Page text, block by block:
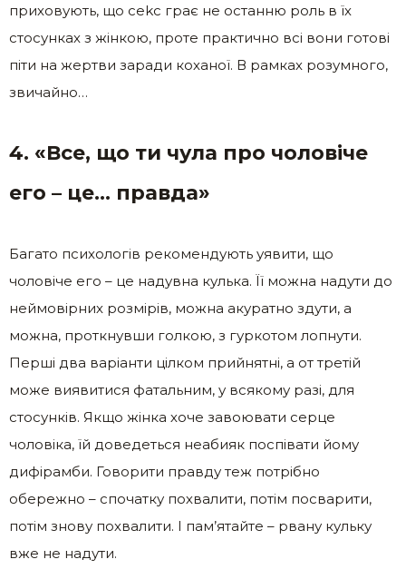
приховують, що сеkс грає не останню роль в їх
стосунках з жінкою, проте практично всі вони готові
піти на жертви заради коханої. В рамках розумного,
звичайно…
4. «Все, що ти чула про чоловіче
его – це… правда»
Багато психологів рекомендують уявити, що
чоловіче его – це надувна кулька. Її можна надути до
неймовірних розмірів, можна акуратно здути, а
можна, проткнувши голкою, з гуркотом лопнути.
Перші два варіанти цілком прийнятні, а от третій
може виявитися фатальним, у всякому разі, для
стосунків. Якщо жінка хоче завоювати серце
чоловіка, їй доведеться неабияк поспівати йому
дифірамби. Говорити правду теж потрібно
обережно – спочатку похвалити, потім посварити,
потім знову похвалити. І пам’ятайте – рвану кульку
вже не надути.